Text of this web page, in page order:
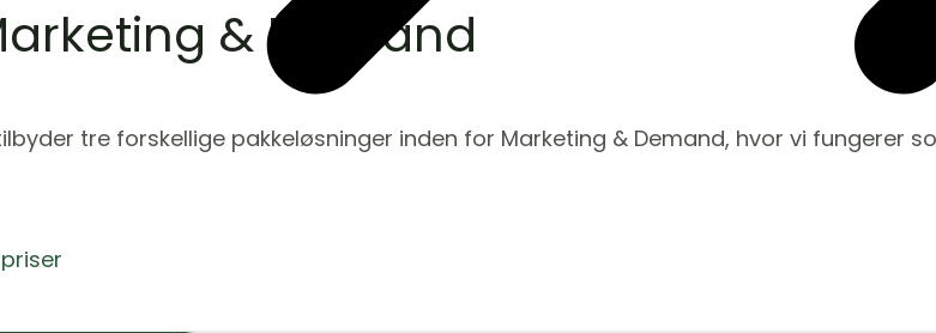
& Demand
tre forskellige pakkeløsninger inden for Marketing & Demand, hvor vi fungerer